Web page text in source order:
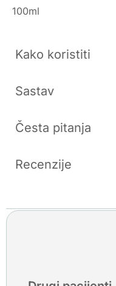
100ml
Kako koristiti
Sastav
Česta pitanja
Recenzije